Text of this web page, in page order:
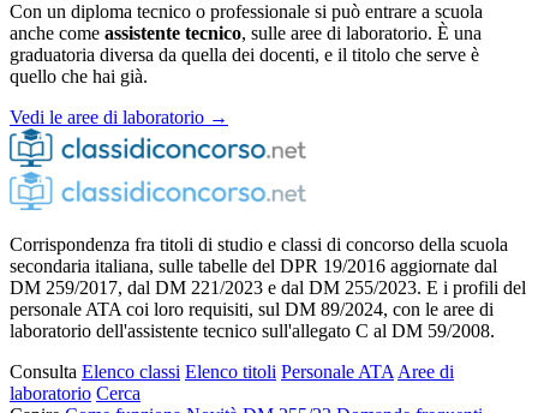
Con un diploma tecnico o professionale si può entrare a scuola
anche come assistente tecnico, sulle aree di laboratorio. È una
graduatoria diversa da quella dei docenti, e il titolo che serve è
quello che hai già.
Vedi le aree di laboratorio →
Corrispondenza fra titoli di studio e classi di concorso della scuola
secondaria italiana, sulle tabelle del DPR 19/2016 aggiornate dal
DM 259/2017, dal DM 221/2023 e dal DM 255/2023. E i profili del
personale ATA coi loro requisiti, sul DM 89/2024, con le aree di
laboratorio dell'assistente tecnico sull'allegato C al DM 59/2008.
Consulta Elenco classi Elenco titoli Personale ATA Aree di
laboratorio Cerca